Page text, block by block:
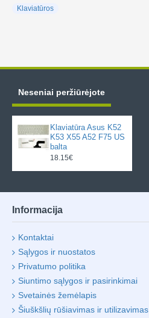
Klaviatūros
Neseniai peržiūrėjote
Klaviatūra Asus K52
K53 X55 A52 F75 US
balta
18.15€
Informacija
Kontaktai
Sąlygos ir nuostatos
Privatumo politika
Siuntimo sąlygos ir pasirinkimai
Svetainės žemėlapis
Šiuškšlių rūšiavimas ir utilizavimas